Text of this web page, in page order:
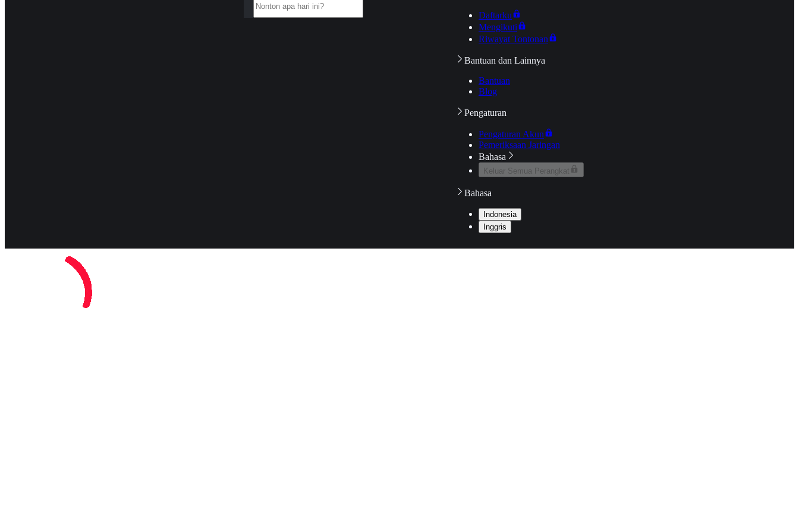
Daftarku
Mengikuti
Riwayat Tontonan
Bantuan dan Lainnya
Bantuan
Blog
Pengaturan
Pengaturan Akun
Pemeriksaan Jaringan
Bahasa
Keluar Semua Perangkat
Bahasa
Indonesia
Inggris